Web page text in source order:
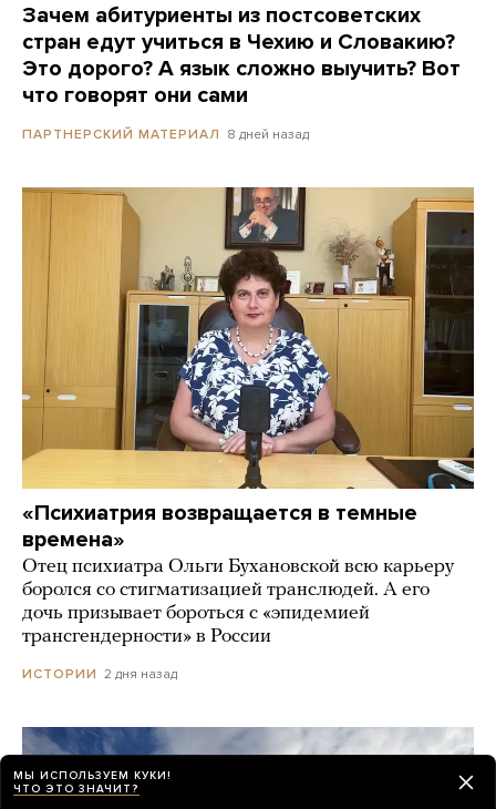
Зачем абитуриенты из постсоветских
стран едут учиться в Чехию и Словакию?
Это дорого? А язык сложно выучить? Вот
что говорят они сами
ПАРТНЕРСКИЙ МАТЕРИАЛ 8 дней назад
«Психиатрия возвращается в темные
времена»
Отец психиатра Ольги Бухановской всю карьеру
боролся со стигматизацией транслюдей. А его
дочь призывает бороться с «эпидемией
трансгендерности» в России
ИСТОРИИ 2 дня назад
МЫ ИСПОЛЬЗУЕМ КУКИ!
ЧТО ЭТО ЗНАЧИТ?